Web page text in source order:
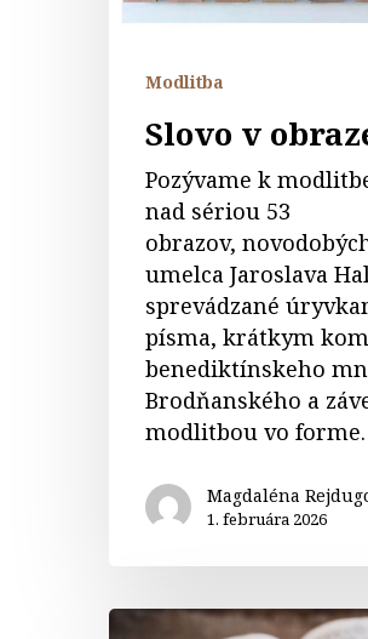
Modlitba
Slovo v
Pozývame k
nad sériou 53
obrazov,
umelca Jaroslava
sprevádzané
písma, krátkym
benediktínskeho
Brodňanského a
modlitbou vo
Magdaléna
1. februára 2026
Modlitba